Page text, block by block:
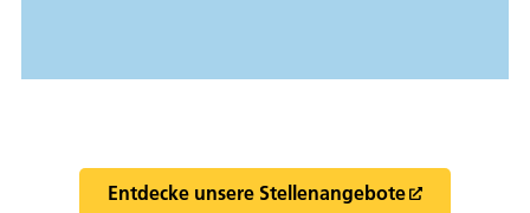
Entdecke unsere Stellenangebote